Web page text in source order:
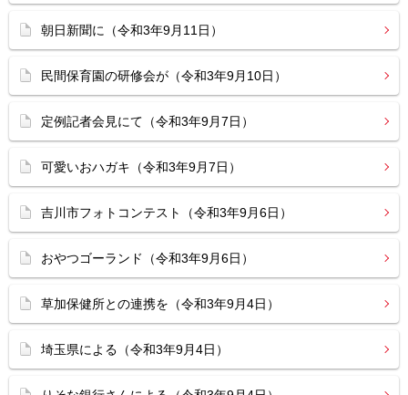
朝日新聞に（令和3年9月11日）
民間保育園の研修会が（令和3年9月10日）
定例記者会見にて（令和3年9月7日）
可愛いおハガキ（令和3年9月7日）
吉川市フォトコンテスト（令和3年9月6日）
おやつゴーランド（令和3年9月6日）
草加保健所との連携を（令和3年9月4日）
埼玉県による（令和3年9月4日）